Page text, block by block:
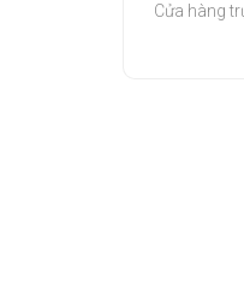
Cửa hàng